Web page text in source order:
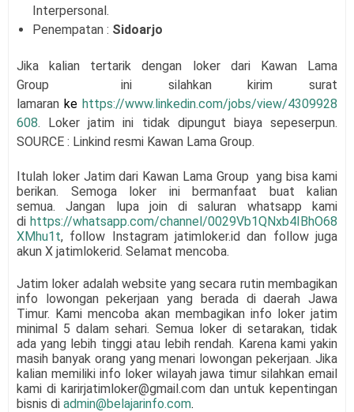
Interpersonal.
Penempatan : Sidoarjo
Jika kalian tertarik dengan loker dari Kawan Lama
Group
ini silahkan kirim surat
lamaran ke https://www.linkedin.com/jobs/view/4309928
608. Loker jatim ini tidak dipungut biaya sepeserpun.
SOURCE : Linkind resmi Kawan Lama Group.
Itulah loker Jatim dari Kawan Lama Group yang bisa kami
berikan. Semoga loker ini bermanfaat buat kalian
semua.Jangan lupa join di saluran whatsapp kami
di https://whatsapp.com/channel/0029Vb1QNxb4IBhO68
XMhu1t, follow Instagram jatimloker.id dan follow juga
akun X jatimlokerid. Selamat mencoba.
Jatim loker adalah website yang secara rutin membagikan
info lowongan pekerjaan yang berada di daerah Jawa
Timur. Kami mencoba akan membagikan info loker jatim
minimal 5 dalam sehari. Semua loker di setarakan, tidak
ada yang lebih tinggi atau lebih rendah. Karena kami yakin
masih banyak orang yang menari lowongan pekerjaan. Jika
kalian memiliki info loker wilayah jawa timur silahkan email
kami di karirjatimloker@gmail.com dan untuk kepentingan
bisnis di admin@belajarinfo.com.